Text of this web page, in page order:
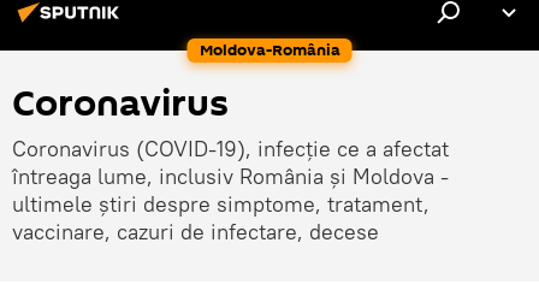
Moldova-România
Coronavirus
Coronavirus (COVID-19), infecție ce a afectat
întreaga lume, inclusiv România și Moldova -
ultimele știri despre simptome, tratament,
vaccinare, cazuri de infectare, decese